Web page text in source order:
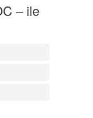
– ile